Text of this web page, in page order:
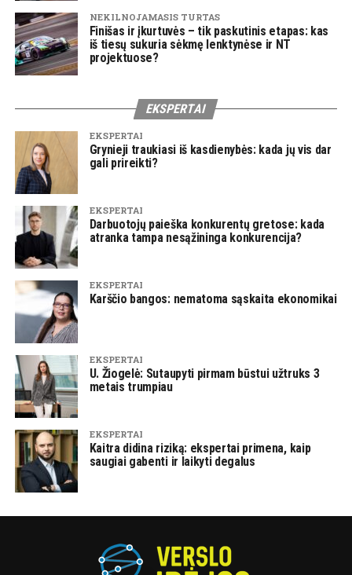
NEKILNOJAMASIS TURTAS
Finišas ir įkurtuvės – tik paskutinis etapas: kas
iš tiesų sukuria sėkmę lenktynėse ir NT
projektuose?
EKSPERTAI
EKSPERTAI
Grynieji traukiasi iš kasdienybės: kada jų vis dar
gali prireikti?
EKSPERTAI
Darbuotojų paieška konkurentų gretose: kada
atranka tampa nesąžininga konkurencija?
EKSPERTAI
Karščio bangos: nematoma sąskaita ekonomikai
EKSPERTAI
U. Žiogelė: Sutaupyti pirmam būstui užtruks 3
metais trumpiau
EKSPERTAI
Kaitra didina riziką: ekspertai primena, kaip
saugiai gabenti ir laikyti degalus